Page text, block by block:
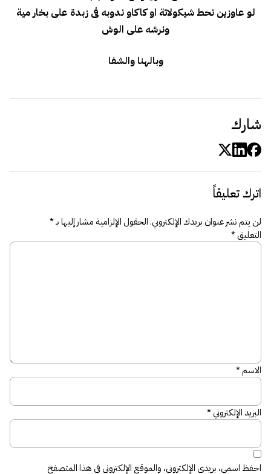
لو عاوزين نحط شيكولاتة او كاكاو ندوبه فى زبدة على بخار مية
ونرشه على الوش
وبالهنا والشفا
شارك
اترك تعليقاً
لن يتم نشر عنوان بريدك الإلكتروني.الحقول الإلزامية مشار إليها بـ*
التعليق*
الاسم*
البريد الإلكتروني*
احفظ اسمي، بريدي الإلكتروني، والموقع الإلكتروني في هذا المتصفح